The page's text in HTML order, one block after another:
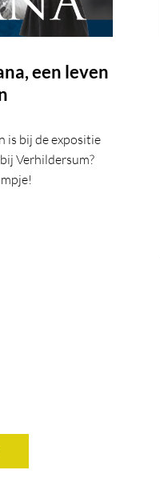
een leven
is bij de expositie
Verhildersum?